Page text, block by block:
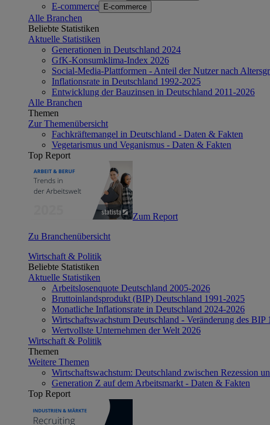
E-commerce E-commerce
Alle Branchen
Beliebte Statistiken
Aktuelle Statistiken
Generationen in Deutschland 2024
GfK-Konsumklima-Index 2026
Social-Media-Plattformen - Anteil der Nutzer nach
Inflationsrate in Deutschland 1992-2025
Entwicklung der Bauzinsen in Deutschland 2011-2026
Alle Branchen
Themen
Zur Themenübersicht
Fachkräftemangel in Deutschland - Daten & Fakten
Vegetarismus und Veganismus - Daten & Fakten
Top Report
Zum Report
Zu Branchenübersicht
Wirtschaft & Politik
Beliebte Statistiken
Aktuelle Statistiken
Arbeitslosenquote Deutschland 2005-2026
Bruttoinlandsprodukt (BIP) Deutschland 1991-2025
Monatliche Inflationsrate in Deutschland 2024-2026
Wirtschaftswachstum Deutschland - Veränderung des BIP
Wertvollste Unternehmen der Welt 2026
Wirtschaft & Politik
Themen
Weitere Themen
Wirtschaftswachstum: Deutschland zwischen Rezession
Generation Z auf dem Arbeitsmarkt - Daten & Fakten
Top Report